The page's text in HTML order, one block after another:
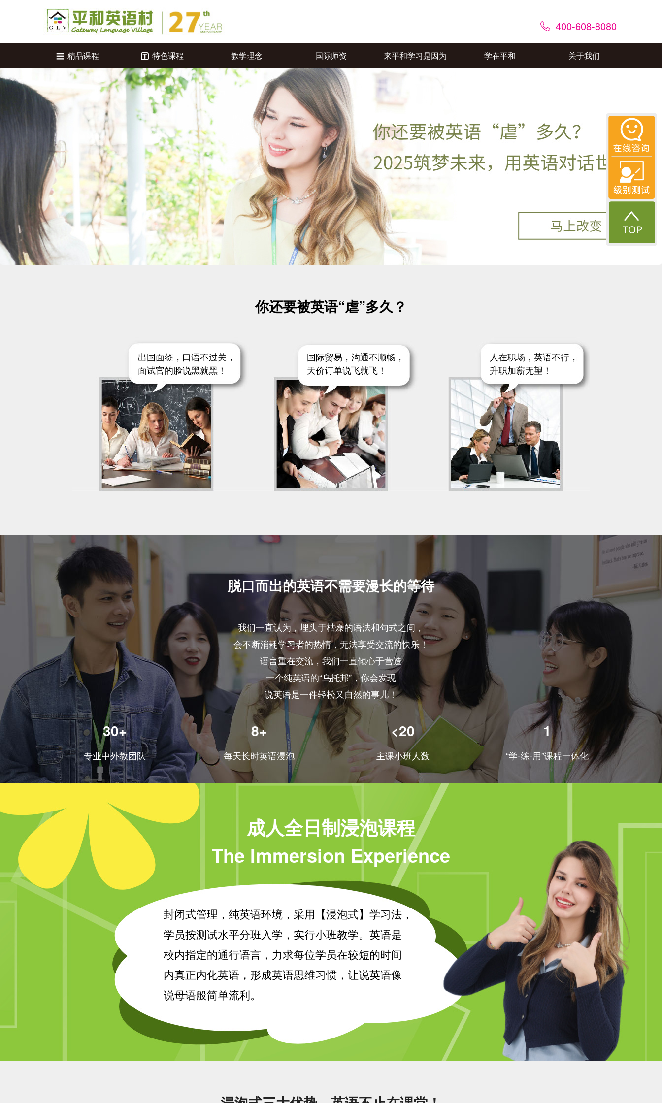
400-608-8080
精品课程 特色课程 教学理念 国际师资 来平和学习是因为 学在平和 关于我们
你还要被英语“虐”多久？
出国面签，口语不过关，
面试官的脸说黑就黑！
国际贸易，沟通不顺畅，
天价订单说飞就飞！
人在职场，英语不行，
升职加薪无望！
脱口而出的英语不需要漫长的等待
我们一直认为，埋头于枯燥的语法和句式之间，
会不断消耗学习者的热情，无法享受交流的快乐！
语言重在交流，我们一直倾心于营造
一个纯英语的“乌托邦”，你会发现
说英语是一件轻松又自然的事儿！
30+
专业中外教团队
8+
每天长时英语浸泡
<20
主课小班人数
1
“学-练-用”课程一体化
成人全日制浸泡课程
The Immersion Experience
封闭式管理，纯英语环境，采用【浸泡式】学习法，
学员按测试水平分班入学，实行小班教学。英语是
校内指定的通行语言，力求每位学员在较短的时间
内真正内化英语，形成英语思维习惯，让说英语像
说母语般简单流利。